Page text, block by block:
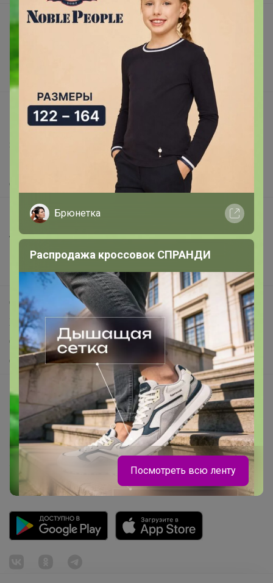
Подарочные сертификаты
Поставщикам
support@24-ok.ru
Написать в поддержку
Защита покупателя
О нас
Все предложения
Анонсы
Новости
Поддержка альпак
Самое выгодное
Хиты продаж
Самое желанное
Самое быстрое
Начать зарабатывать с 24-ok
Picabox.ru - Лучшее место для ваших изображений
Розыгрыш - Генератор случайных чисел
Пульс нашего маркетплейса
Брюнетка
Распродажа кроссовок СПРАНДИ
Посмотреть всю ленту